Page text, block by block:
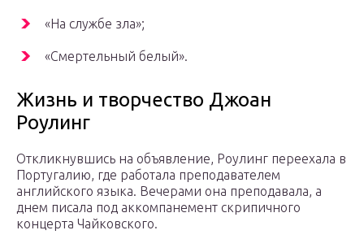
«На службе зла»;
«Смертельный белый».
Жизнь и творчество Джоан
Роулинг
Откликнувшись на объявление, Роулинг переехала в
Португалию, где работала преподавателем
английского языка. Вечерами она преподавала, а
днем писала под аккомпанемент скрипичного
концерта Чайковского.